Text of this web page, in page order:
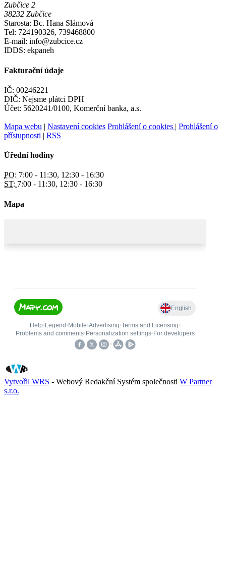
Zubčice 2
38232 Zubčice
Starosta: Bc. Hana Slámová
Tel: 724190326, 739468800
E-mail: info@zubcice.cz
IDDS: ekpaneh
Fakturační údaje
IČ: 00246221
DIČ: Nejsme plátci DPH
Účet: 5620241/0100, Komerční banka, a.s.
Mapa webu | Nastavení cookies Prohlášení o cookies | Prohlášení o
přístupnosti | RSS
Úřední hodiny
PO: 7:00 - 11:30, 12:30 - 16:30
ST: 7:00 - 11:30, 12:30 - 16:30
Mapa
Vytvořil WRS - Webový Redakční Systém společnosti W Partner
s.r.o.